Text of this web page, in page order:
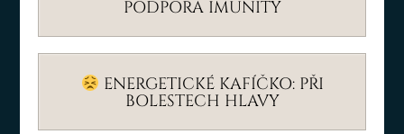
PODPORA IMUNITY
ENERGETICKÉ KAFÍČKO: PŘI
BOLESTECH HLAVY